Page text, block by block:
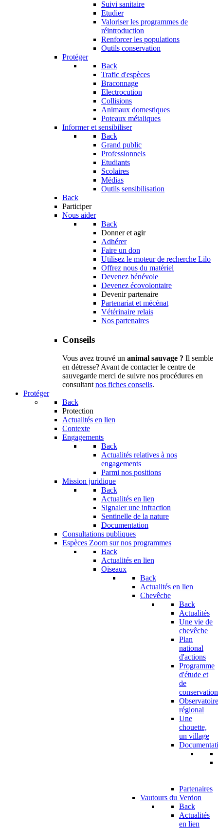
Suivi sanitaire
Etudier
Valoriser les programmes de
réintroduction
Renforcer les populations
Outils conservation
Protéger
Back
Trafic d'espèces
Braconnage
Electrocution
Collisions
Animaux domestiques
Poteaux métaliques
Informer et sensibiliser
Back
Grand public
Professionnels
Etudiants
Scolaires
Médias
Outils sensibilisation
Back
Participer
Nous aider
Back
Donner et agir
Adhérer
Faire un don
Utilisez le moteur de recherche Lilo
Offrez nous du matériel
Devenez bénévole
Devenez écovolontaire
Devenir partenaire
Partenariat et mécénat
Vétérinaire relais
Nos partenaires
Conseils
Vous avez trouvé un animal sauvage ? Il semble
en détresse? Avant de contacter le centre de
sauvegarde merci de suivre nos procédures en
consultantnos fiches conseils.
Protéger
Back
Protection
Actualités en lien
Contexte
Engagements
Back
Actualités relatives à nos
engagements
Parmi nos positions
Mission juridique
Back
Actualités en lien
Signaler une infraction
Sentinelle de la nature
Documentation
Consultations publiques
Espèces Zoom sur nos programmes
Back
Actualités en lien
Oiseaux
Back
Actualités en lien
Chevêche
Back
Actualités
Une vie de
chevêche
Plan
national
d'actions
Programme
d'étude et
de
conservation
Observatoire
régional
Une
chouette,
un village
Partenaires
Vautours du Verdon
Back
Actualités
en lien